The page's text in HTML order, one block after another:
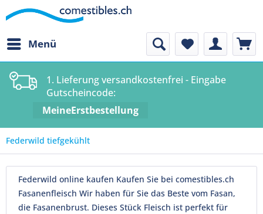
Menü
1. Lieferung versandkostenfrei - Eingabe
Gutscheincode:
MeineErstbestellung
Federwild tiefgekühlt
Federwild online kaufen Kaufen Sie bei comestibles.ch
Fasanenfleisch Wir haben für Sie das Beste vom Fasan,
die Fasanenbrust. Dieses Stück Fleisch ist perfekt für